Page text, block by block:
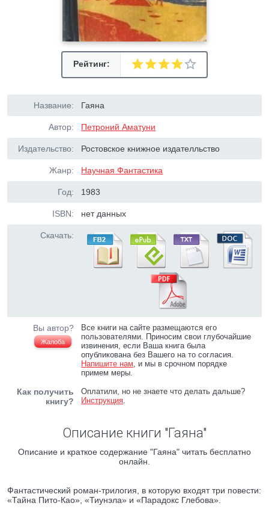
Рейтинг:
Название: Гаяна
Автор: Петроний Аматуни
Издательство: Ростовское книжное издателльство
Жанр: Научная Фантастика
Год: 1983
ISBN: нет данных
Скачать:
Вы автор?
Жалоба
Все книги на сайте размещаются его
пользователями. Приносим свои глубочайшие
извинения, если Ваша книга была
опубликована без Вашего на то согласия.
Напишите нам, и мы в срочном порядке
примем меры.
Как получить
книгу?
Оплатили, но не знаете что делать дальше?
Инструкция.
Описание книги "Гаяна"
Описание и краткое содержание "Гаяна" читать бесплатно
онлайн.
Фантастический роман-трилогия, в которую входят три повести:
«Тайна Пито-Као», «Тиунэла» и «Парадокс Глебова».